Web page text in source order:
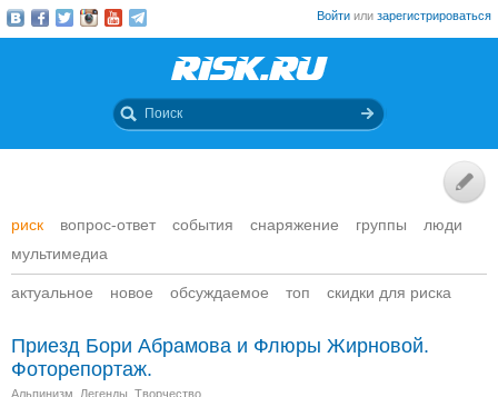
Войти или зарегистрироваться
риск вопрос-ответ события снаряжение группы
люди
мультимедиа
актуальное новое обсуждаемое топ скидки для риска
Приезд Бори Абрамова и Флюры Жирновой.
Фоторепортаж.
Альпинизм Легенды Творчество